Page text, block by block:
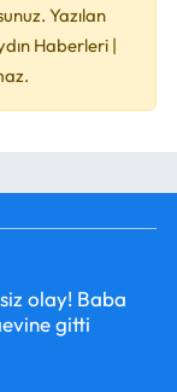
Yazılan
Haberleri |
olay! Baba
gitti